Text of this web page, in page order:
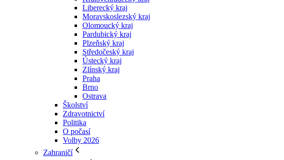
Liberecký kraj
Moravskoslezský kraj
Olomoucký kraj
Pardubický kraj
Plzeňský kraj
Středočeský kraj
Ústecký kraj
Zlínský kraj
Praha
Brno
Ostrava
Školství
Zdravotnictví
Politika
O počasí
Volby 2026
Zahraničí